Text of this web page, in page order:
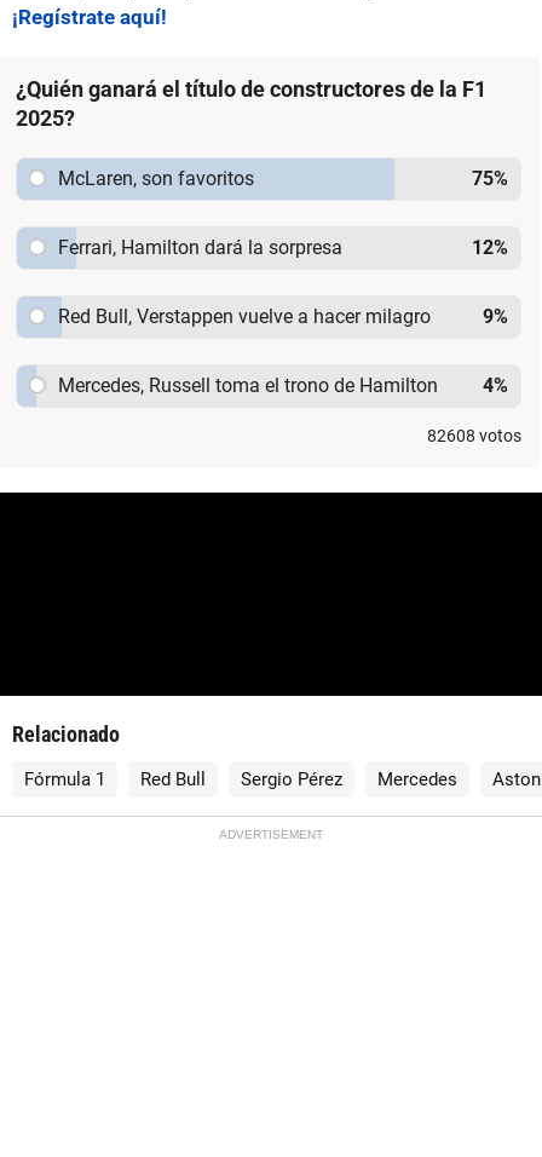
¡Regístrate aquí!
¿Quién ganará el título de constructores de la F1
2025?
McLaren, son favoritos 75%
Ferrari, Hamilton dará la sorpresa 12%
Red Bull, Verstappen vuelve a hacer milagro 9%
Mercedes, Russell toma el trono de Hamilton 4%
82608 votos
Relacionado
Fórmula 1 Red Bull Sergio Pérez Mercedes
ADVERTISEMENT